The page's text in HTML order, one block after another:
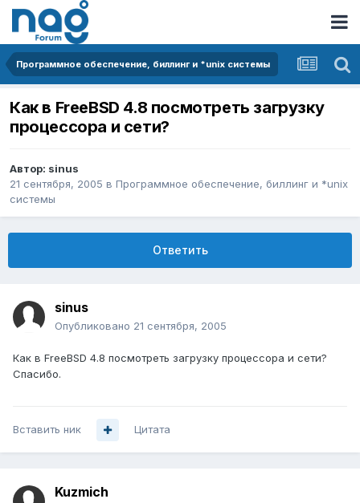
Программное обеспечение, биллинг и *unix системы
Как в FreeBSD 4.8 посмотреть загрузку
процессора и сети?
Автор: sinus
21 сентября, 2005 в Программное обеспечение, биллинг и *unix
системы
Ответить
sinus
Опубликовано 21 сентября, 2005
Как в FreeBSD 4.8 посмотреть загрузку процессора и сети?
Спасибо.
Вставить ник Цитата
Kuzmich